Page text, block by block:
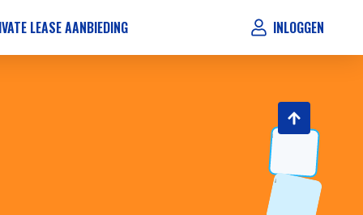
LEASE AANBIEDING INLOGGEN